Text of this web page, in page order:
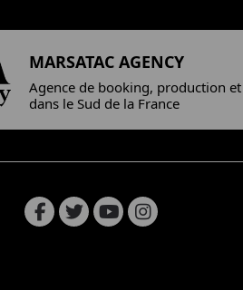
MARSATAC AGENCY
Agence de booking, production
dans le Sud de la France